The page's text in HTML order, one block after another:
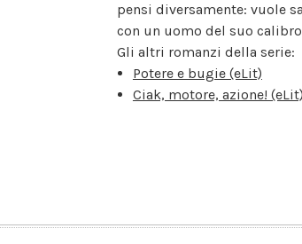
pensi diversamente: vuole
con un uomo del suo
Gli altri romanzi della serie:
Potere e bugie (eLit)
Ciak, motore, azione! (eLit)